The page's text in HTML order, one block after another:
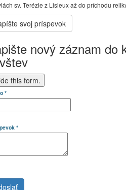
sv. Terézie z Lisieux až do príchodu
nový záznam do
this form.
*
*